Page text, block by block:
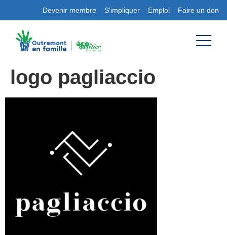
Devenir membre S’impliquer Emploi Faire un don
logo pagliaccio